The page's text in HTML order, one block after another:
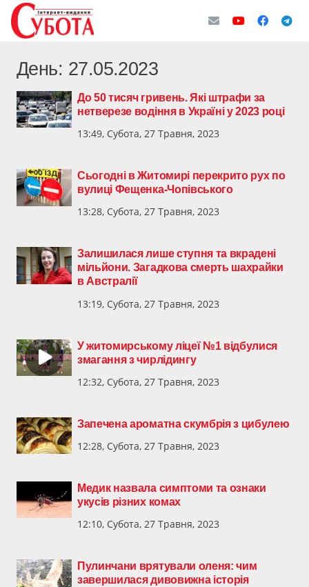
День: 27.05.2023
До 50 тисяч гривень. Які штрафи за
нетверезе водіння в Україні у 2023 році
13:49, Субота, 27 Травня, 2023
Сьогодні в Житомирі перекрито рух по
вулиці Фещенка-Чопівського
13:28, Субота, 27 Травня, 2023
Залишилася лише ступня та вкрадені
мільйони. Загадкова смерть шахрайки
в Австралії
13:19, Субота, 27 Травня, 2023
У житомирському ліцеї №1 відбулися
змагання з чирлідингу
12:32, Субота, 27 Травня, 2023
Запечена ароматна скумбрія з цибулею
12:28, Субота, 27 Травня, 2023
Медик назвала симптоми та ознаки
укусів різних комах
12:10, Субота, 27 Травня, 2023
Пулинчани врятували оленя: чим
завершилася дивовижна історія